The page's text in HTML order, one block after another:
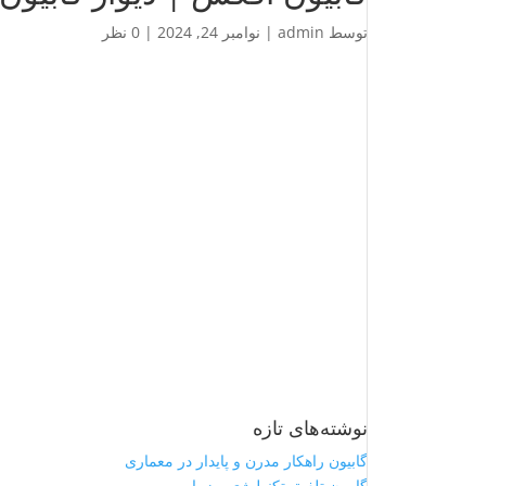
توسط admin
| نوامبر 24, 2024 |0 نظر
نوشته‌های تازه
گابیون راهکار مدرن و پایدار در معماری